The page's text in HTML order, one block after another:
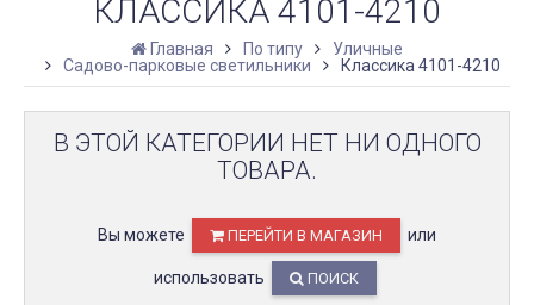
КЛАССИКА 4101-4210
Главная По типу
Уличные
Садово-парковые светильники
Классика 4101-4210
В ЭТОЙ КАТЕГОРИИ НЕТ НИ ОДНОГО
ТОВАРА.
Вы можете ПЕРЕЙТИ В МАГАЗИН или
использовать ПОИСК